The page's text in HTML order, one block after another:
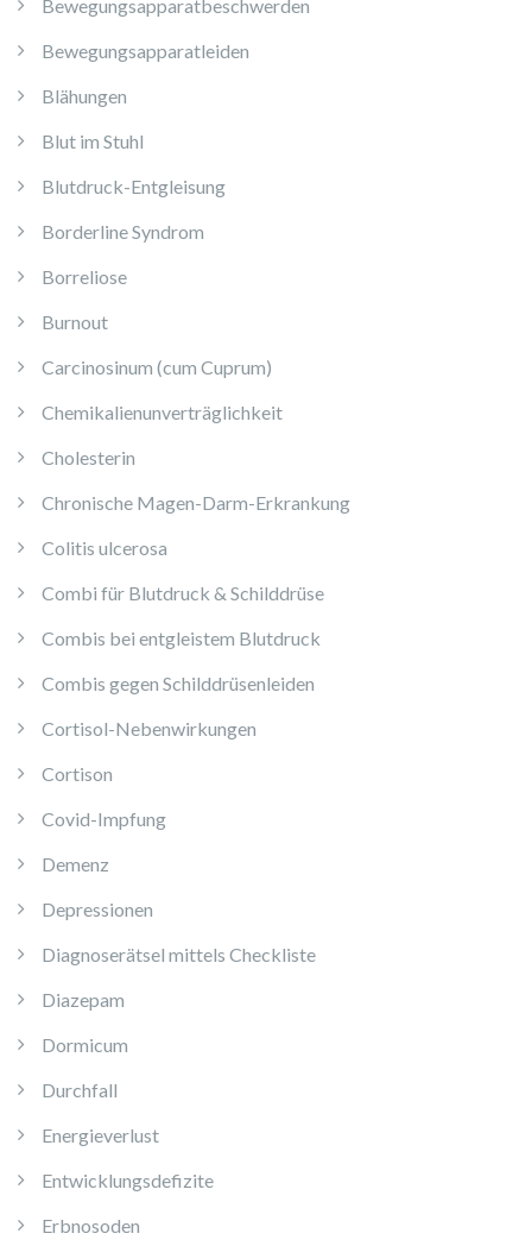
Bewegungsapparatbeschwerden
Bewegungsapparatleiden
Blähungen
Blut im Stuhl
Blutdruck-Entgleisung
Borderline Syndrom
Borreliose
Burnout
Carcinosinum (cum Cuprum)
Chemikalienunverträglichkeit
Cholesterin
Chronische Magen-Darm-Erkrankung
Colitis ulcerosa
Combi für Blutdruck & Schilddrüse
Combis bei entgleistem Blutdruck
Combis gegen Schilddrüsenleiden
Cortisol-Nebenwirkungen
Cortison
Covid-Impfung
Demenz
Depressionen
Diagnoserätsel mittels Checkliste
Diazepam
Dormicum
Durchfall
Energieverlust
Entwicklungsdefizite
Erbnosoden